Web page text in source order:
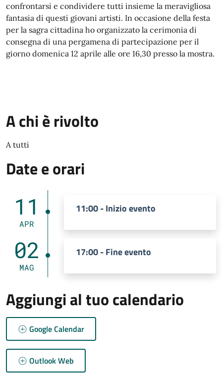
confrontarsi e condividere tutti insieme la meravigliosa
fantasia di questi giovani artisti. In occasione della festa
per la sagra cittadina ho organizzato la cerimonia di
consegna di una pergamena di partecipazione per il
giorno domenica 12 aprile alle ore 16,30 presso la mostra.
A chi è rivolto
A tutti
Date e orari
11
APR
11:00 - Inizio evento
02
MAG
17:00 - Fine evento
Aggiungi al tuo calendario
Google Calendar
Outlook Web